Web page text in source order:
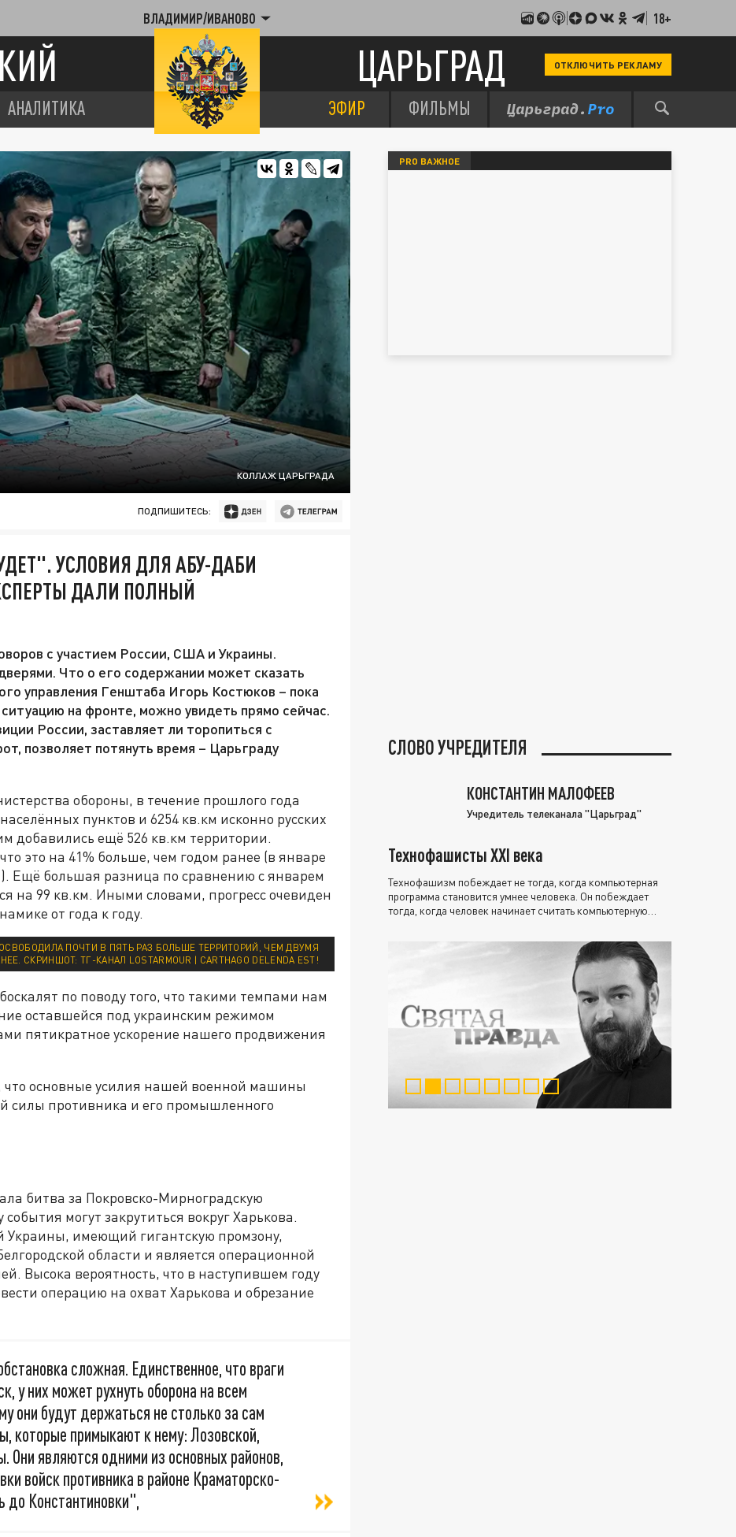
ВЛАДИМИР/ИВАНОВО 18+
ЦАРЬГРАД ОТКЛЮЧИТЬ РЕКЛАМУ
АНАЛИТИКА ЭФИР ФИЛЬМЫ
КОЛЛАЖ ЦАРЬГРАДА
ПОДПИШИТЕСЬ:
УСЛОВИЯ ДЛЯ АБУ-ДАБИ
ДАЛИ ПОЛНЫЙ
с участием России, США и Украины.
Что о его содержании может сказать
управления Генштаба Игорь Костюков – пока
на фронте, можно увидеть прямо сейчас.
России, заставляет ли торопиться с
позволяет потянуть время – Царьграду
обороны, в течение прошлого года
пунктов и 6254 кв.км исконно русских
добавились ещё 526 кв.км территории.
это на 41% больше, чем годом ранее (в январе
Ещё большая разница по сравнению с январем
на 99 кв.км. Иными словами, прогресс очевиден
от года к году.
ПОЧТИ В ПЯТЬ РАЗ БОЛЬШЕ ТЕРРИТОРИЙ, ЧЕМ ДВУМЯ
СКРИНШОТ: ТГ-КАНАЛ LOSTARMOUR | CARTHAGO DELENDA EST!
по поводу того, что такими темпами нам
оставшейся под украинским режимом
пятикратное ускорение нашего продвижения
что основные усилия нашей военной машины
силы противника и его промышленного
битва за Покровско-Мирноградскую
могут закрутиться вокруг Харькова.
Украины, имеющий гигантскую промзону,
области и является операционной
Высока вероятность, что в наступившем году
операцию на охват Харькова и обрезание
сложная. Единственное, что враги
у них может рухнуть оборона на всем
они будут держаться не столько за сам
которые примыкают к нему: Лозовской,
Они являются одними из основных районов,
войск противника в районе Краматорско-
до Константиновки",
PRO ВАЖНОЕ
СЛОВО УЧРЕДИТЕЛЯ
КОНСТАНТИН МАЛОФЕЕВ
Учредитель телеканала "Царьград"
Технофашисты XXI века
Технофашизм побеждает не тогда, когда компьютерная
программа становится умнее человека. Он побеждает
тогда, когда человек начинает считать компьютерную